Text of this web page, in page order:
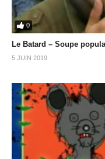
0
Le Batard – Soupe
5 JUIN 2019